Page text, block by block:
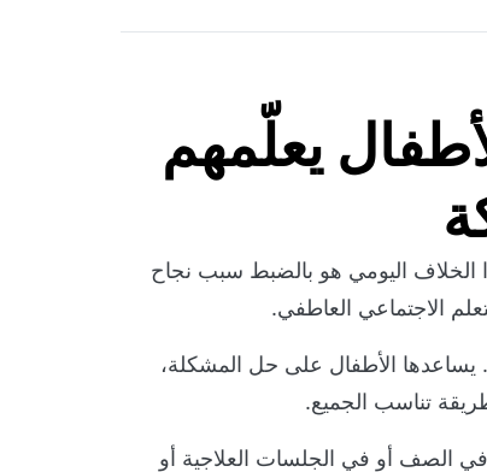
يعلّمهم
اليومي هو بالضبط سبب نجاح
الاجتماعي العاطفي.
يساعدها الأطفال على حل المشكلة،
تناسب الجميع.
الصف أو في الجلسات العلاجية أو